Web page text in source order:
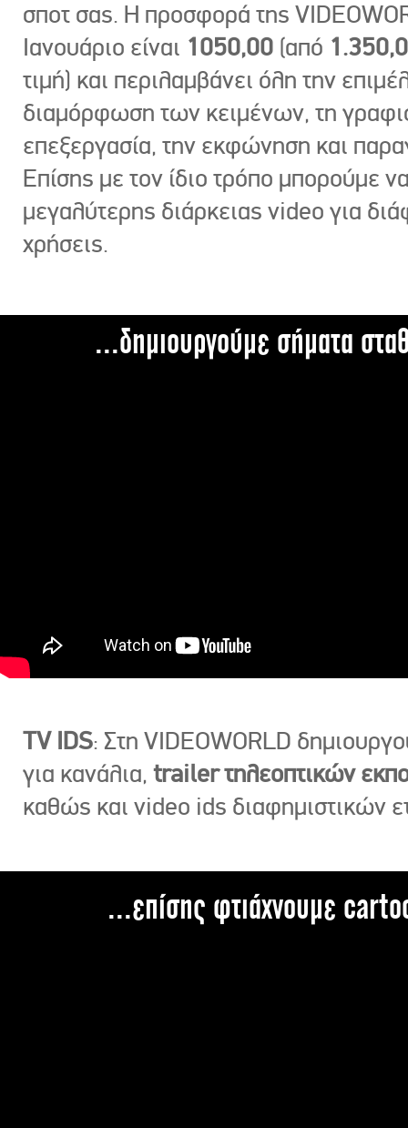
σποτ σας. Η προσφορά της
Ιανουάριο είναι 1050,00 (από
τιμή) και περιλαμβάνει όλη την
διαμόρφωση των κειμένων, τη
επεξεργασία, την εκφώνηση και
Επίσης με τον ίδιο τρόπο μπορούμε
μεγαλύτερης διάρκειας video για
χρήσεις.
...δημιουργούμε σήματα
TV IDS: Στη VIDEOWORLD
για κανάλια, trailer τηλεοπτικών
καθώς και video ids διαφημιστικών
...επίσης φτιάχνουμε